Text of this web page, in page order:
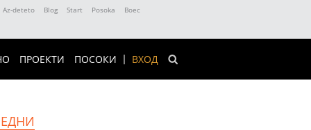
Az-deteto Blog Start Posoka
Boec
ВХОД
ПРОЕКТИ ПОСОКИ